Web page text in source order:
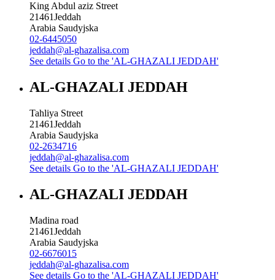
King Abdul aziz Street
21461Jeddah
Arabia Saudyjska
02-6445050
jeddah@al-ghazalisa.com
See details Go to the 'AL-GHAZALI JEDDAH'
AL-GHAZALI JEDDAH
Tahliya Street
21461Jeddah
Arabia Saudyjska
02-2634716
jeddah@al-ghazalisa.com
See details Go to the 'AL-GHAZALI JEDDAH'
AL-GHAZALI JEDDAH
Madina road
21461Jeddah
Arabia Saudyjska
02-6676015
jeddah@al-ghazalisa.com
See details Go to the 'AL-GHAZALI JEDDAH'